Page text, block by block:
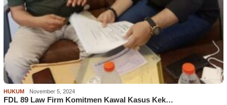
HUKUM November 5, 2024
FDL 89 Law Firm Komitmen Kawal Kasus Kek…